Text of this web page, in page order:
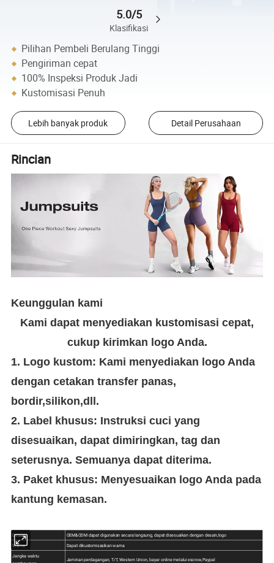
5.0/5
Klasifikasi
Pilihan Pembeli Berulang Tinggi
Pengiriman cepat
100% Inspeksi Produk Jadi
Kustomisasi Penuh
Lebih banyak produk Detail Perusahaan
Rincian
Keunggulan kami
Kami dapat menyediakan kustomisasi cepat,
cukup kirimkan logo Anda.
1. Logo kustom: Kami menyediakan logo Anda
dengan cetakan transfer panas,
bordir,silikon,dll.
2. Label khusus: Instruksi cuci yang
disesuaikan, dapat dimiringkan, tag dan
seterusnya. Semuanya dapat diterima.
3. Paket khusus: Menyesuaikan logo Anda pada
kantung kemasan.
Desain
OEM&ODM dapat digunakan secara langsung, dapat disesuaikan dengan desain,logo
Warna
Dapat dikustomisasikan warna
Jangka waktu
Jaminan perdagangan, T/T, Western Union, bayar online melalui escrow,Paypal